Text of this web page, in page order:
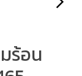
ร้อน